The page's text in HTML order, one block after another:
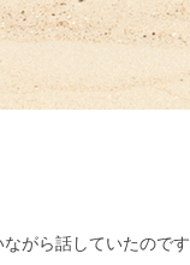
がら話していたので